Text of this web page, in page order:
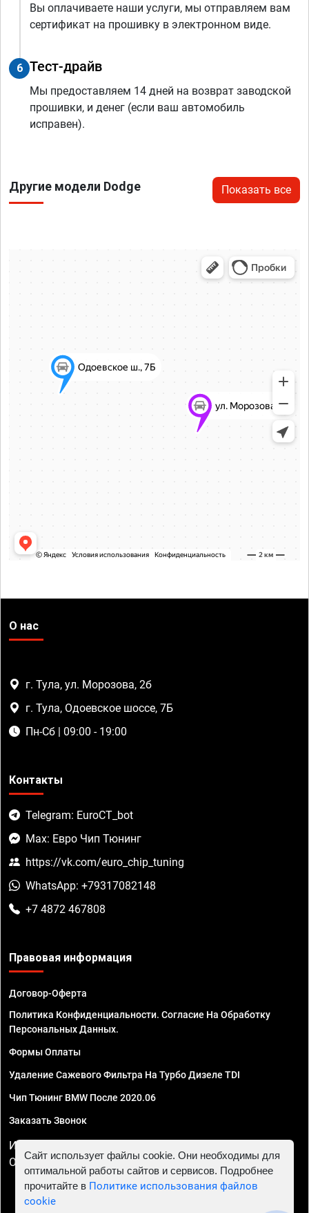
Вы оплачиваете наши услуги, мы отправляем вам
сертификат на прошивку в электронном виде.
6 Тест-драйв
Мы предоставляем 14 дней на возврат заводской
прошивки, и денег (если ваш автомобиль
исправен).
Другие модели Dodge Показать все
О нас
г. Тула, ул. Морозова, 2б
г. Тула, Одоевское шоссе, 7Б
Пн-Сб | 09:00 - 19:00
Контакты
Telegram: EuroCT_bot
Max: Евро Чип Тюнинг
https://vk.com/euro_chip_tuning
WhatsApp: +79317082148
+7 4872 467808
Правовая информация
Договор-Оферта
Политика Конфиденциальности. Согласие На Обработку
Персональных Данных.
Формы Оплаты
Удаление Сажевого Фильтра На Турбо Дизеле TDI
Чип Тюнинг BMW После 2020.06
Заказать Звонок
ИП Смирнов Георгий Павлович. ИНН 781302555843,
ОГРНИП 324470400032610
Сайт использует файлы cookie. Они необходимы для
оптимальной работы сайтов и сервисов. Подробнее
прочитайте в Политике использования файлов
cookie